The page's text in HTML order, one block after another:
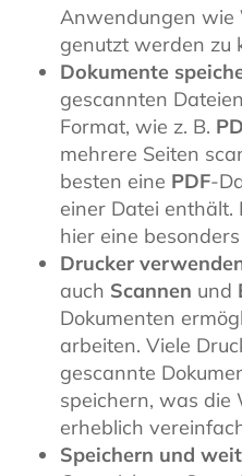
Anwendungen wie
genutzt werden zu
Dokumente
gescannten
Format, wie z. B.
mehrere Seiten
besten eine PDF-
einer Datei enthält.
hier eine
Drucker
auch Scannen und
Dokumenten
arbeiten. Viele
gescannte
speichern, was die
erheblich
Speichern und